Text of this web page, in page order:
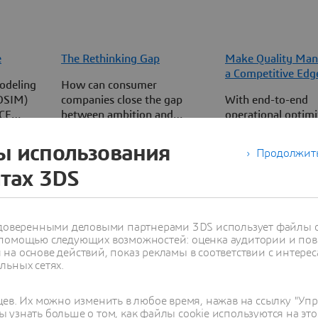
The Rethinking Gap
How can consumer
companies close the gap
between ambition and
consumer goods companies
in a new report with
Forrester Consulting.
Make Quality
a Competitive
With end-to-end
operational
produce safe and
Manufacturing
использования
3DS
деловыми партнерами 3DS использует файлы
следующих возможностей: оценка аудитории и
основе действий, показ рекламы в соответствии с
сетях.
Их можно изменить в любое время, нажав на ссылку
больше о том, как файлы cookie используются на